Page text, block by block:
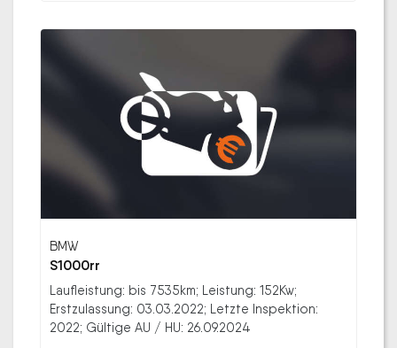
BMW
S1000rr
Laufleistung: bis 7535km; Leistung: 152Kw;
Erstzulassung: 03.03.2022; Letzte Inspektion:
2022; Gültige AU / HU: 26.09.2024